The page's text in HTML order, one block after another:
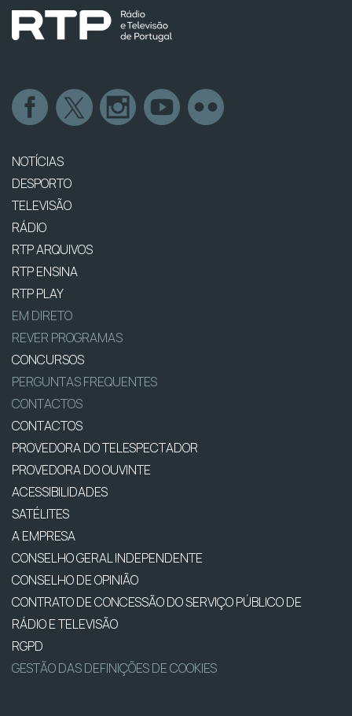
NOTÍCIAS
DESPORTO
TELEVISÃO
RÁDIO
RTP ARQUIVOS
RTP ENSINA
RTP PLAY
EM DIRETO
REVER PROGRAMAS
CONCURSOS
PERGUNTAS FREQUENTES
CONTACTOS
CONTACTOS
PROVEDORA DO TELESPECTADOR
PROVEDORA DO OUVINTE
ACESSIBILIDADES
SATÉLITES
A EMPRESA
CONSELHO GERAL INDEPENDENTE
CONSELHO DE OPINIÃO
CONTRATO DE CONCESSÃO DO SERVIÇO PÚBLICO DE
RÁDIO E TELEVISÃO
RGPD
GESTÃO DAS DEFINIÇÕES DE COOKIES